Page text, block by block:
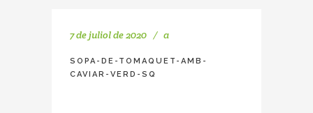
7 de juliol de 2020 a
SOPA-DE-TOMAQUET-AMB-
CAVIAR-VERD-SQ